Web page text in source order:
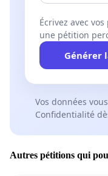
Écrivez avec
une pétition
Générer
Vos données
Confidentialité
Autres pétitions qui